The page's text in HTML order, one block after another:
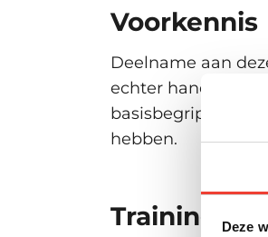
Deze
Gasttoegang
Voorkennis
Deelname aan
echter handig om
basisbegrippen
hebben.